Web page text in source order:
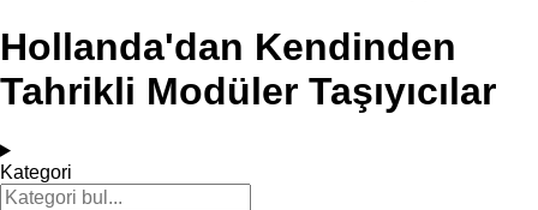
Hollanda'dan Kendinden
Tahrikli Modüler Taşıyıcılar
Kategori